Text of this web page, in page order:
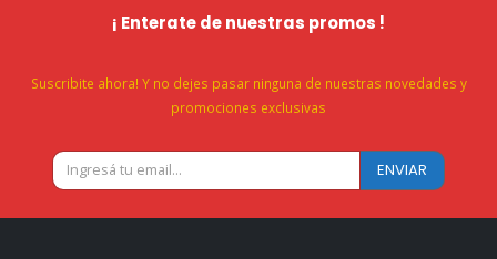
¡ Enterate de nuestras promos !
Suscribite ahora! Y no dejes pasar ninguna de nuestras novedades y
promociones exclusivas